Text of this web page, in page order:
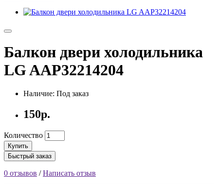
Балкон двери холодильника
LG AAP32214204
Наличие: Под заказ
150р.
Количество
Купить
Быстрый заказ
0 отзывов /Написать отзыв